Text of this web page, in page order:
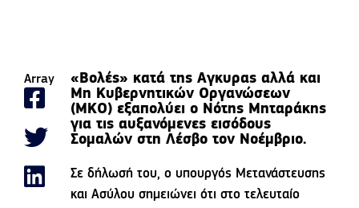
Array
«Βολές» κατά της Αγκυρας αλλά και
Μη Κυβερνητικών Οργανώσεων
(ΜΚΟ) εξαπολύει ο Νότης Μηταράκης
για τις αυξανόμενες εισόδους
Σομαλών στη Λέσβο τον Νοέμβριο.
Σε δήλωσή του, ο υπουργός Μετανάστευσης
και Ασύλου σημειώνει ότι στο τελευταίο